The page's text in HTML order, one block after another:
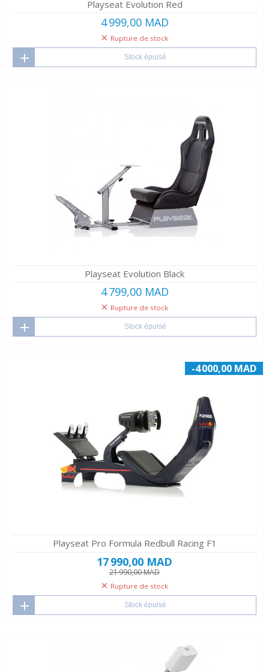
Playseat Evolution Red
4 999,00 MAD
Rupture de stock
Stock épuisé
Playseat Evolution Black
4 799,00 MAD
Rupture de stock
Stock épuisé
-4 000,00 MAD
Playseat Pro Formula Redbull Racing F1
17 990,00 MAD
21 990,00 MAD
Rupture de stock
Stock épuisé